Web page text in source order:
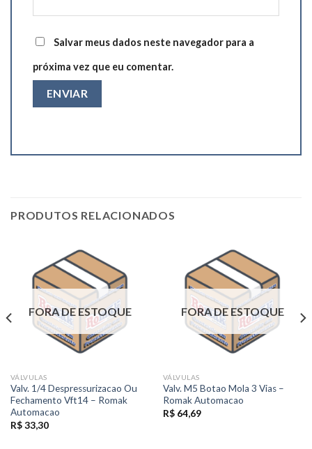
Salvar meus dados neste navegador para a
próxima vez que eu comentar.
PRODUTOS RELACIONADOS
FORA DE ESTOQUE
VÁLVULAS
Valv. 1/4 Despressurizacao Ou
Fechamento Vft14 – Romak
Automacao
R$33,30
FORA DE ESTOQUE
VÁLVULAS
Valv. M5 Botao Mola 3 Vias –
Romak Automacao
R$64,69